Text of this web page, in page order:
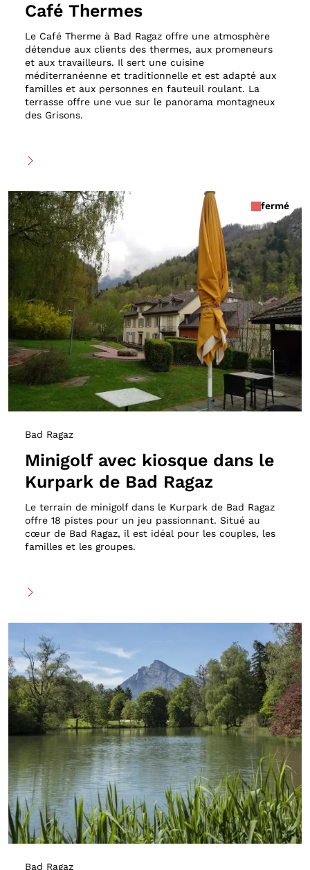
Café Thermes
Le Café Therme à Bad Ragaz offre une atmosphère
détendue aux clients des thermes, aux promeneurs
et aux travailleurs. Il sert une cuisine
méditerranéenne et traditionnelle et est adapté aux
familles et aux personnes en fauteuil roulant. La
terrasse offre une vue sur le panorama montagneux
des Grisons.
fermé
Bad Ragaz
Minigolf avec kiosque dans le
Kurpark de Bad Ragaz
Le terrain de minigolf dans le Kurpark de Bad Ragaz
offre 18 pistes pour un jeu passionnant. Situé au
cœur de Bad Ragaz, il est idéal pour les couples, les
familles et les groupes.
Bad Ragaz